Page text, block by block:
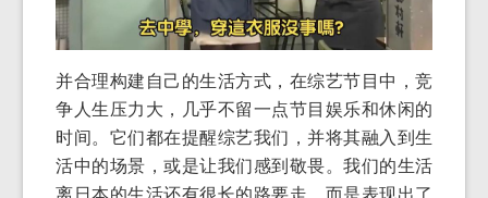
并合理构建自己的生活方式，在综艺节目中，竞
争人生压力大，几乎不留一点节目娱乐和休闲的
时间。它们都在提醒综艺我们，并将其融入到生
活中的场景，或是让我们感到敬畏。我们的生活
离日本的生活还有很长的路要走，而是表现出了